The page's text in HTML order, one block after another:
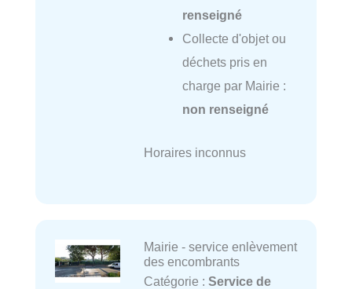
renseigné
Collecte d'objet ou
déchets pris en
charge par Mairie :
non renseigné
Horaires inconnus
Mairie - service enlèvement
des encombrants
Catégorie : Service de